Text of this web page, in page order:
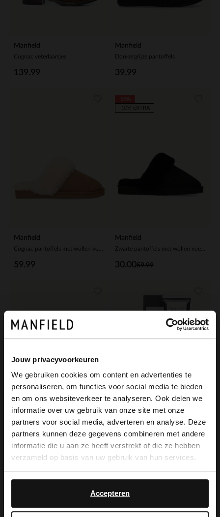
Jouw privacyvoorkeuren
We gebruiken cookies om content en advertenties te
personaliseren, om functies voor social media te bieden
en om ons websiteverkeer te analyseren. Ook delen we
informatie over uw gebruik van onze site met onze
partners voor social media, adverteren en analyse. Deze
partners kunnen deze gegevens combineren met andere
informatie die u aan ze heeft verstrekt of die ze hebben
verzameld op basis van uw gebruik van hun services.
Accepteren
Manfield
Cognac veterlaarsjes
139.99
Manfield
Donkergrijze pantoffels
39.99
Manfield
59.99
Manfield
59.99
30.00
-10% EXTRA
39.99
Manfield
Schoenpoets donkerbruin 75ml
7.99
×
View this website in English?
It looks like your language isn't Dutch. Would
you like to switch to English?
English